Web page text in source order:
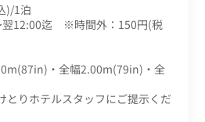
)/1泊
翌12:00迄 ※時間外：150円(税
・全幅2.00m(79in)・全
りホテルスタッフにご提示くだ